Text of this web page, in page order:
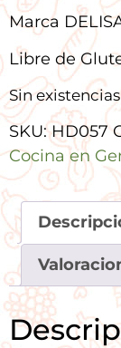
Marca
Libre de
Sin existencias
SKU:HD057
Cocina en